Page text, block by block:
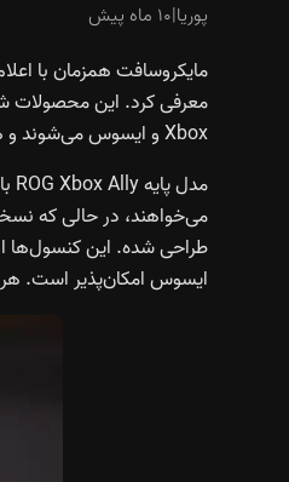
پوریا|۱۰ ماه پیش
Xbox و ایسوس می‌شوند و هم‌اکنون برای پیش‌خرید یا خرید مستقیم در دسترس قرار دارند.
ایسوس امکان‌پذیر است. هر دو مدل